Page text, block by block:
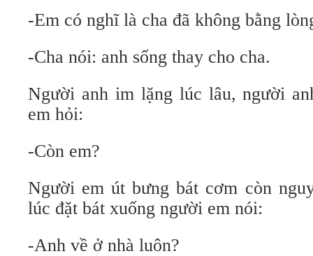
-Em có nghĩ là cha đã không bằng
-Cha nói: anh sống thay cho cha.
Người anh im lặng lúc lâu, người
em hỏi:
-Còn em?
Người em út bưng bát cơm còn
lúc đặt bát xuống người em nói:
-Anh về ở nhà luôn?